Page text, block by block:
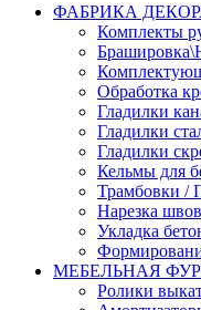
ФАБРИКА
Комплекты
Обработка
Гладилки
Гладилки
Гладилки
Кельмы для
Трамбовки /
Нарезка швов
Укладка
МЕБЕЛЬНАЯ
Ролики